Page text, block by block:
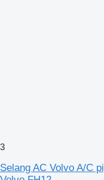
3
Selang AC Volvo A/C